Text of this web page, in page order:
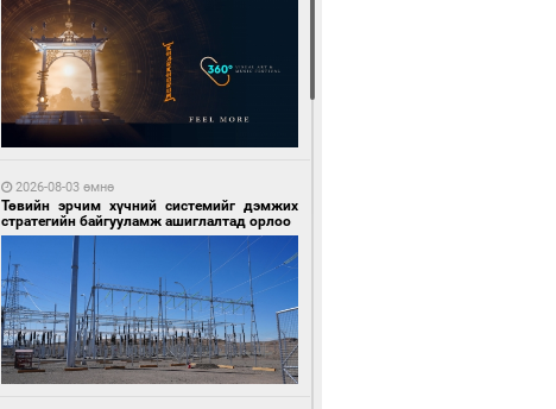
Таван шар мэнгэтэй хөх бар өдөр
2026-08-03 өмнө
Төвийн эрчим хүчний системийг дэмжих
стратегийн байгууламж ашиглалтад орлоо